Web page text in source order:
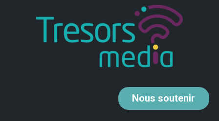
Noussoutenir